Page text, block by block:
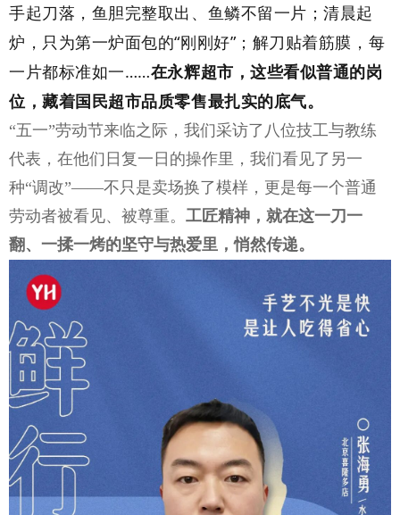
手起刀落，鱼胆完整取出、鱼鳞不留一片；清晨起
炉，只为第一炉面包的“刚刚好”； 解刀贴着筋膜，每
一片都标准如一……在永辉超市，这些看似普通的岗
位，藏着国民超市品质零售最扎实的底气。
“五一”劳动节来临之际，我们采访了八位技工与教练
代表，在他们日复一日的操作里，我们看见了另一
种“调改”——不只是卖场换了模样，更是每一个普通
劳动者被看见、被尊重。 工匠精神，就在这一刀一
翻、一揉一烤的坚守与热爱里，悄然传递。